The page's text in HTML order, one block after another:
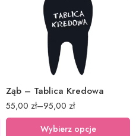
Ząb – Tablica Kredowa
55,00 zł–95,00 zł
40x25cm
80x49cm
Wybierz opcje